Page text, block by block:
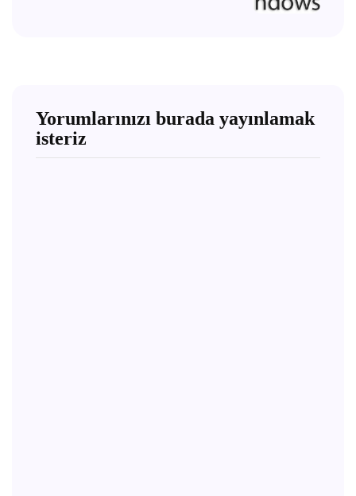
Yorumlarınızı burada yayınlamak
isteriz